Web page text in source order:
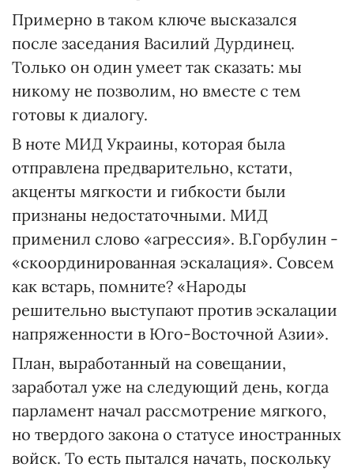
Примерно в таком ключе высказался
после заседания Василий Дурдинец.
Только он один умеет так сказать: мы
никому не позволим, но вместе с тем
готовы к диалогу.
В ноте МИД Украины, которая была
отправлена предварительно, кстати,
акценты мягкости и гибкости были
признаны недостаточными. МИД
применил слово «агрессия». В.Горбулин -
«скоординированная эскалация». Совсем
как встарь, помните? «Народы
решительно выступают против эскалации
напряженности в Юго-Восточной Азии».
План, выработанный на совещании,
заработал уже на следующий день, когда
парламент начал рассмотрение мягкого,
но твердого закона о статусе иностранных
войск. То есть пытался начать, поскольку